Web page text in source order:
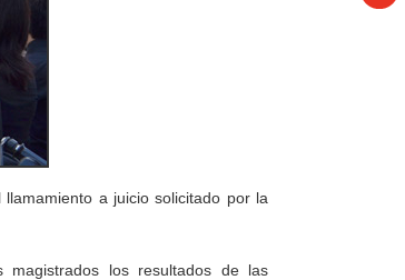
a juicio solicitado por la
los resultados de las